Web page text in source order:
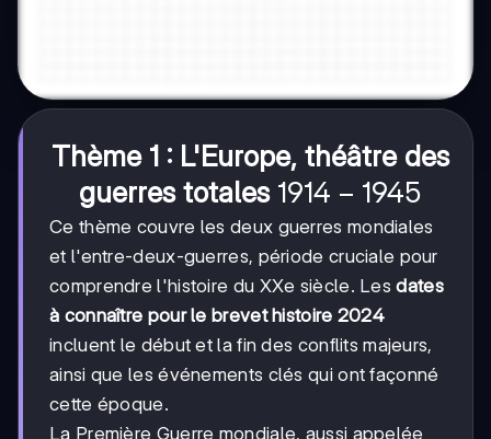
Thème 1 : L'Europe, théâtre des
guerres totales 1914-
1945
1914 − 1945
Ce thème couvre les deux guerres mondiales
et l'entre-deux-guerres, période cruciale pour
comprendre l'histoire du XXe siècle. Lesdates
à connaître pour le brevet histoire 2024
incluent le début et la fin des conflits majeurs,
ainsi que les événements clés qui ont façonné
cette époque.
La Première Guerre mondiale, aussi appelée